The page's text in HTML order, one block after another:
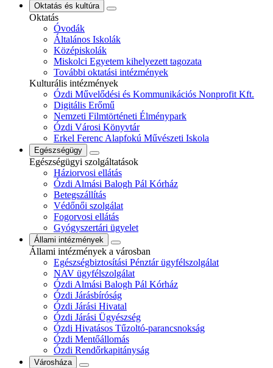
Oktatás és kultúra
Oktatás
Óvodák
Általános Iskolák
Középiskolák
Miskolci Egyetem kihelyezett tagozata
További oktatási intézmények
Kulturális intézmények
Ózdi Művelődési és Kommunikációs Nonprofit Kft.
Digitális Erőmű
Nemzeti Filmtörténeti Élménypark
Ózdi Városi Könyvtár
Erkel Ferenc Alapfokú Művészeti Iskola
Egészségügy
Egészségügyi szolgáltatások
Háziorvosi ellátás
Ózdi Almási Balogh Pál Kórház
Betegszállítás
Védőnői szolgálat
Fogorvosi ellátás
Gyógyszertári ügyelet
Állami intézmények
Állami intézmények a városban
Egészségbiztosítási Pénztár ügyfélszolgálat
NAV ügyfélszolgálat
Ózdi Almási Balogh Pál Kórház
Ózdi Járásbíróság
Ózdi Járási Hivatal
Ózdi Járási Ügyészség
Ózdi Hivatásos Tűzoltó-parancsnokság
Ózdi Mentőállomás
Ózdi Rendőrkapitányság
Városháza